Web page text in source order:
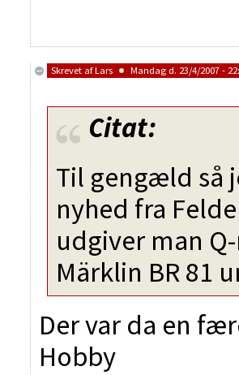
Skrevet afLars Mandag d. 23/4/2007 -
Citat:
Til gengæld så
nyhed fra
udgiver man
Märklin BR 81
Der var da en
Hobby